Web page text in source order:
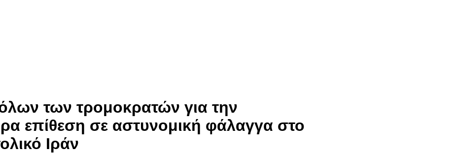
των τρομοκρατών για την
επίθεση σε αστυνομική φάλαγγα στο
Ιράν